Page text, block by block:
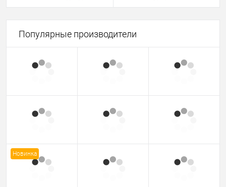
Популярные производители
Новинка